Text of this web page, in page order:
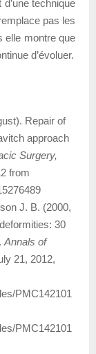
technique
pas les
elle montre que
d’évoluer.
Repair of
approach
Surgery,
from
J. B. (2000,
30
Annals of
21, 2012,
PMC142101
PMC142101